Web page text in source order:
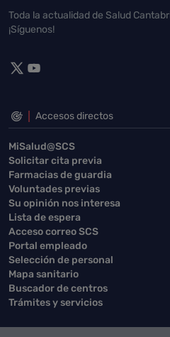
Toda la actualidad de Salud
¡Síguenos!
Accesos directos
MiSalud@SCS
Solicitar cita previa
Farmacias de guardia
Voluntades previas
Su opinión nos interesa
Lista de espera
Acceso correo SCS
Portal empleado
Selección de personal
Mapa sanitario
Buscador de centros
Trámites y servicios